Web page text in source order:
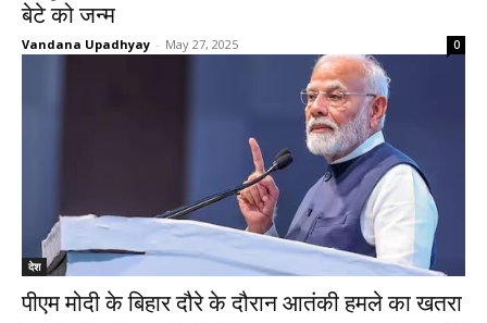
बेटे को जन्म
Vandana Upadhyay - May 27, 2025 0
देश
पीएम मोदी के बिहार दौरे के दौरान आतंकी हमले का खतरा